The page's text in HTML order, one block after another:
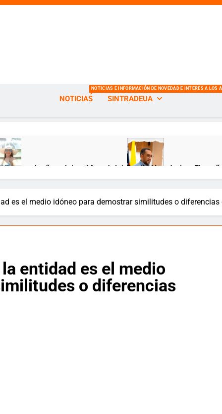
NOTICIAS
NOTICIAS E INFORMACIÓN DE NOVEDAD E INTERES A LOS
SINTRADEUA
cumpleaños, Jeimy Munzón! 🎂
Atrás
Danilo Hernández: El
12 Meses Atrás
o ataques electorales? La verdad sobre nuestra
juego – Entrega II De la política al campus: el salto vacío de
reflexiones sobre coherencia y unidad institucional
del Atlántico necesita continuidad
Luis Carlos “El Pocho” Rodríguez 🎉
es el medio idóneo para demostrar similitudes o diferencias
entidad es el medio
o diferencias